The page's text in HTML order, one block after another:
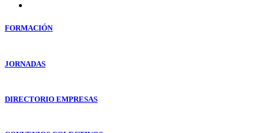
FORMACIÓN
JORNADAS
DIRECTORIO EMPRESAS